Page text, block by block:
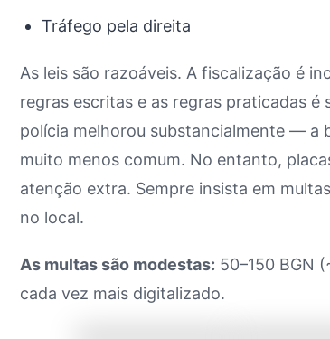
Tráfego pela direita
As leis são razoáveis. A fiscalização é
regras escritas e as regras praticadas
polícia melhorou substancialmente — a
muito menos comum. No entanto,
atenção extra. Sempre insista em
no local.
As multas são modestas: 50–150 BGN
cada vez mais digitalizado.